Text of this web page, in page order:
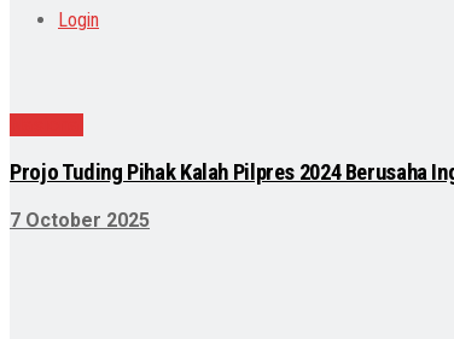
Login
Projo Tuding Pihak Kalah Pilpres 2024 Berusaha
7 October 2025